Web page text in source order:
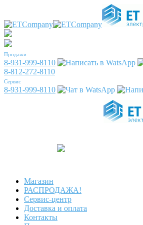
Продажи
8-931-999-8110
8-812-272-8110
Сервис
8-931-999-8110
Магазин
РАСПРОДАЖА!
Сервис-центр
Доставка и оплата
Контакты